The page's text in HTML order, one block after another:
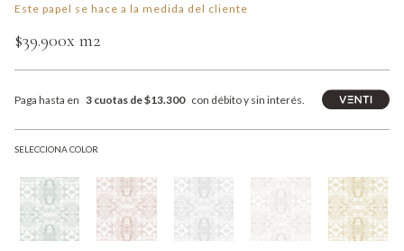
Este papel se hace a la medida del cliente
$39.900x m2
Paga hasta en 3 cuotas de $13.300 con débito y sin interés.
SELECCIONA COLOR